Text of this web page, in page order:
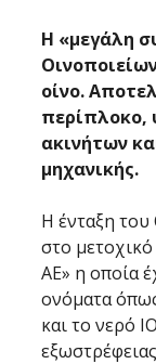
Η «μεγάλη
οίνο.
περίπλοκο,
ακινήτων
μηχανικής.
Η ένταξη
στο
ΑΕ» η οποία
ονόματα
και το νερό